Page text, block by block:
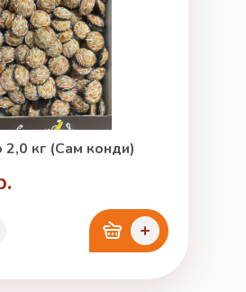
кг (Сам конди)